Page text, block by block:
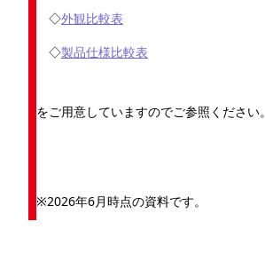
◇外観比較表
◇製品仕様比較表
をご用意していますのでご参照ください。
※2026年6月時点の資料です。